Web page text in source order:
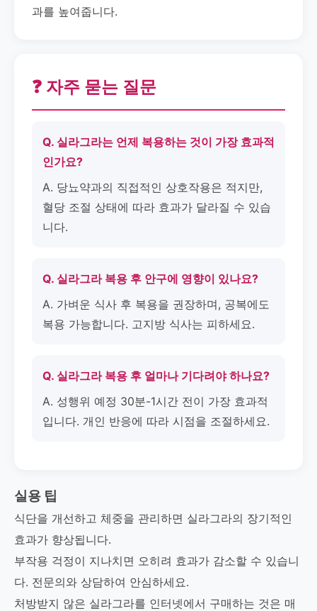
과를 높여줍니다.
❓ 자주 묻는 질문
Q. 실라그라는 언제 복용하는 것이 가장 효과적
인가요?
A. 당뇨약과의 직접적인 상호작용은 적지만,
혈당 조절 상태에 따라 효과가 달라질 수 있습
니다.
Q. 실라그라 복용 후 안구에 영향이 있나요?
A. 가벼운 식사 후 복용을 권장하며, 공복에도
복용 가능합니다. 고지방 식사는 피하세요.
Q. 실라그라 복용 후 얼마나 기다려야 하나요?
A. 성행위 예정 30분-1시간 전이 가장 효과적
입니다. 개인 반응에 따라 시점을 조절하세요.
실용 팁
식단을 개선하고 체중을 관리하면 실라그라의 장기적인
효과가 향상됩니다.
부작용 걱정이 지나치면 오히려 효과가 감소할 수 있습니
다. 전문의와 상담하여 안심하세요.
처방받지 않은 실라그라를 인터넷에서 구매하는 것은 매